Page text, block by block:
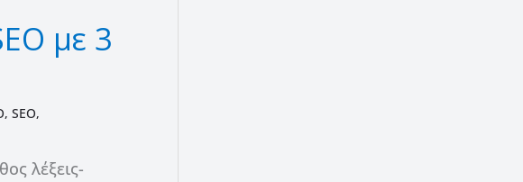
με 3
, SEO,
λέξεις-